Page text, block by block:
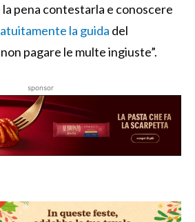
la pena contestarla e conoscere
la guida del
pagare le multe ingiuste”.
sponsor